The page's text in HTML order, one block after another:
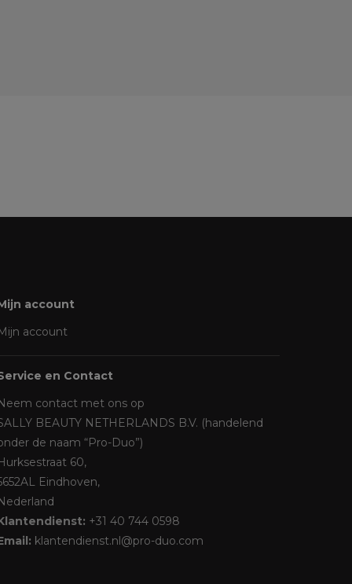
account
account
en Contact
contact met ons op
BEAUTY NETHERLANDS B.V. (handelend
de naam “Pro-Duo”)
60,
Eindhoven,
+31 40 744 0598
klantendienst.nl@pro-duo.com